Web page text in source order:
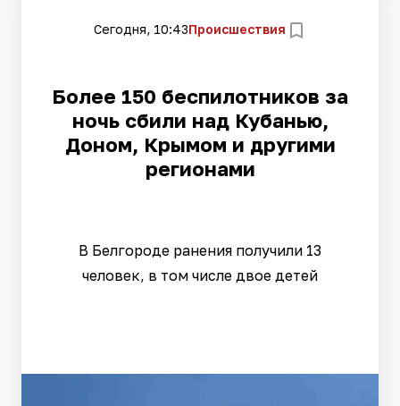
Сегодня, 10:43Происшествия
Более 150 беспилотников за
ночь сбили над Кубанью,
Доном, Крымом и другими
регионами
В Белгороде ранения получили 13
человек, в том числе двое детей